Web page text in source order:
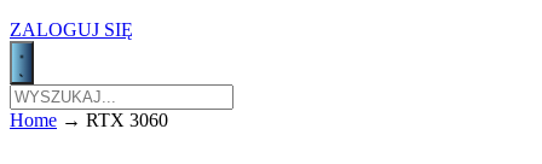
ZALOGUJ SIĘ
Home → RTX 3060